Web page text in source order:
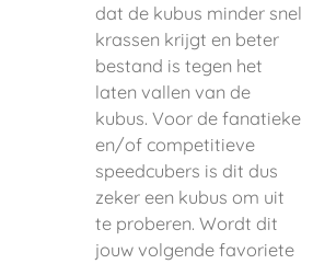
dat de kubus minder snel
krassen krijgt en beter
bestand is tegen het
laten vallen van de
kubus. Voor de fanatieke
en/of competitieve
speedcubers is dit dus
zeker een kubus om uit
te proberen. Wordt dit
jouw volgende favoriete